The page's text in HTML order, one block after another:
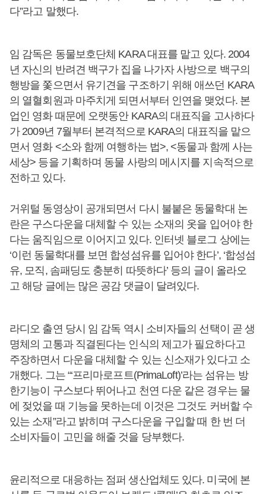
다”라고 말했다.
임 감독은 동물보호단체 KARA 대표를 맡고 있다. 2004
년 자신의 반려견 백구가 집을 나가자 사방으로 백구의
행방을 쫓으면서 유기견을 구조하기 위해 애쓰던 KARA
의 열혈회원과 마주치게 되면서부터 인연을 맺었다. 본
업인 영화 때문에 오랫동안 KARA의 대표직을 고사하다
가 2009년 7월부터 본격적으로 KARA의 대표직을 맡으
면서 영화 <소와 함께 여행하는 법>, <동물과 함께 사는
세상> 등을 기획하며 동물 사랑의 메시지를 지속적으로
전하고 있다.
거위털 동영상이 공개되면서 다시 불붙은 동물학대 논
란은 구스다운을 대체할 수 있는 소재의 옷을 입어야 한
다는 움직임으로 이어지고 있다. 인터넷 블로그 상에는
‘이런 동물학대를 보면 합성섬유를 입어야 한다’, ‘합성섬
유, 모직, 솜패딩도 충분히 따뜻하다’ 등의 글이 올라오
고 해당 글에는 많은 공감 댓글이 달려있다.
라디오 출연 당시 임 감독 역시 소비자들의 선택이 곧 생
명체의 고통과 직결된다는 인식의 제고가 필요하다고
주장하면서 다운을 대체할 수 있는 신소재가 있다고 소
개했다. 그는 “‘프리마로프트(PrimaLoft)’라는 섬유는 방
한기능이 구스보다 뛰어나고 천연 다운 같은 경우는 물
에 젖었을 때 기능을 못하는데 이것은 그것도 커버할 수
있는 소재”라고 밝히며 구스다운을 구입할 때 한 번 더
소비자들이 고민을 해줄 것을 당부했다.
윤리적으로 대응하는 점퍼 생산업체도 있다. 미국에 본